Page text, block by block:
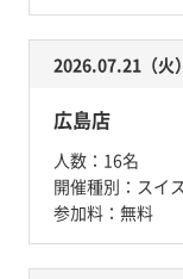
2026.07.21（火
広島店
人数： 16名
開催種別： スイ
参加料： 無料